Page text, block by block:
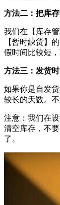
方法二：把库
我们在【库存
【暂时缺货】
假时间比较短
方法三：发货
如果你是自发
较长的天数。
注意：我们在
清空库存，不
了。